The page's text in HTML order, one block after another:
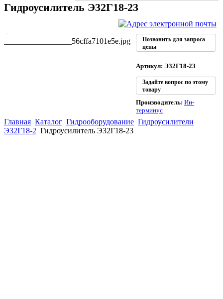
Гидроусилитель Э32Г18-23
_________________56cffa7101e5e.jpg
Позвонить для запроса
цены
Артикул: Э32Г18-23
Задайте вопрос по этому
товару
Производитель:Ин-
терминус
Главная Каталог Гидрооборудование Гидроусилители
Э32Г18-2 Гидроусилитель Э32Г18-23